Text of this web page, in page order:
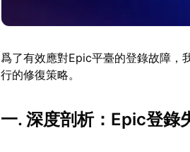
爲了有效應對Epic平臺的登錄故障，
行的修復策略。
一. 深度剖析：Epic登錄